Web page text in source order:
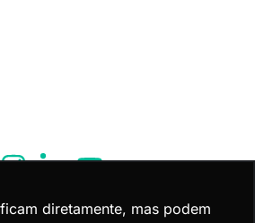
diretamente, mas podem